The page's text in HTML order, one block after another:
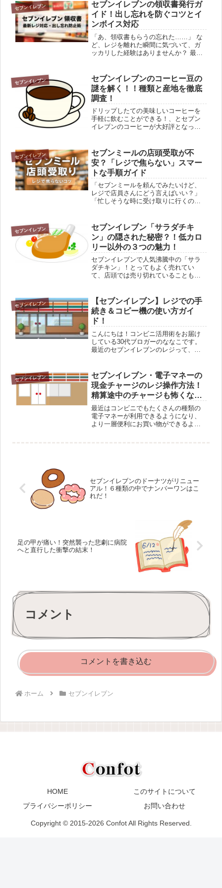
セブンイレブン
セブンイレブンの領収書発行ガ
イド！出し忘れを防ぐコツとイ
ンボイス対応
「あ、領収書もらうの忘れた……」 な
ど、レジを離れた瞬間に気づいて、ガ
ッカリした経験はありませんか？ 最近
実は領収書のもらい方も少し変わって
いるんです。もらい方の基本： お...
セブンイレブン
セブンイレブンのコーヒー豆の
謎を解く！！種類と産地を徹底
調査！
ドリップしたての美味しいコーヒーを
手軽に飲むことができる！、とセブン
イレブンのコーヒーが大好評となって
ドリップして楽しもうと『セブンイレ
ブンで使っているコーヒー豆の種類は
な...
セブンイレブン
セブンミールの店頭受取が不
安？「レジで焦らない」スマー
トな手順ガイド
「セブンミールを頼んでみたいけど、
レジで店員さんにどう言えばいい？」
「忙しそうな時に受け取りに行くの
せんか？実は、ちょっとしたコツを知
っておくだけで、レジでの手続きは驚...
セブンイレブン
セブンイレブン「サラダチキ
ン」の隠された秘密？！低カロ
リー以外の３つの魅力！
セブンイレブンで人気沸騰中の「サラ
ダチキン」！とってもよく売れてい
て、店頭では売り切れていることもシ
てこんなに売れているのでしょう？？
セブンイレブンのこと、なにか「猫に
また...
セブンイレブン
【セブンイレブン】レジでの手
続き＆コピー機の使い方ガイ
ド！
こんにちは！コンビニ活用術をお届け
している30代ブロガーのななこです。
最近のセブンイレブンのレジって、昔
く、チケットの発券や公共料金の支払
い、さらにはメルカリの発送まで…...
セブンイレブン
セブンイレブン・電子マネーの
現金チャージのレジ操作方法！
精算途中のチャージも怖くな
い！！
最近はコンビニでもたくさんの種類の
電子マネーが利用できるようになり、
より一層便利にお買い物ができるよう
セブンイレブンのドーナツがリニュー
アル！６種類の中でナンバーワンはこ
れだ！
足の甲が痛い！突然襲った悲劇に病院
へと直行した衝撃の結末！
コメント
コメントを書き込む
ホーム セブンイレブン
HOME
このサイトについて
プライバシーポリシー
お問い合わせ
Copyright © 2015-2026 Confot All Rights Reserved.